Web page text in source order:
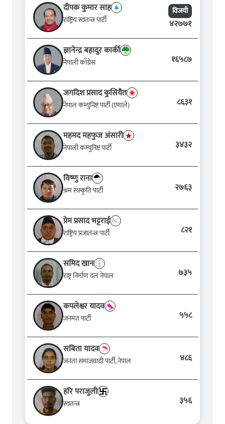
दीपक कुमार साह
राष्ट्रिय स्वतन्त्र पार्टी
विजयी
४२७७१
ज्ञानेन्द्र बहादुर कार्की
नेपाली काँग्रेस १६५८७
जगदिश प्रसाद कुसियैत
नेपाल कम्युनिष्ट पार्टी (एमाले) ८६३१
महमद महफुज अंसारी
नेपाली कम्युनिष्ट पार्टी ३४३२
विष्‍णु राना
श्रम संस्कृति पार्टी २७६३
प्रेम प्रसाद भट्टराई
राष्ट्रिय प्रजातन्त्र पार्टी ८२१
समिद खान
राष्ट्र निर्माण दल नेपाल ७३५
कपलेश्वर यादव
जनमत पार्टी ५५८
सबिता यादव
जनता समाजवादी पार्टी, नेपाल ४८६
हरि पराजुली
स्वतन्त्र ३५६